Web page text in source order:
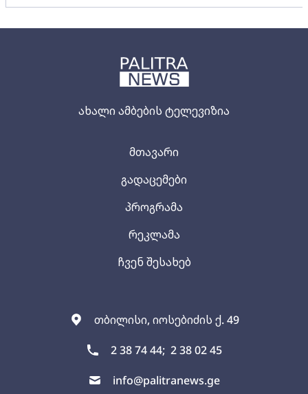
ახალი ამბების ტელევიზია
თბილისი, იოსებიძის ქ. 49
2 38 74 44; 2 38 02 45
info@palitranews.ge
მთავარი
გადაცემები
პროგრამა
რეკლამა
ჩვენ შესახებ